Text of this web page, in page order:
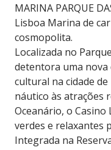
MARINA PARQUE
Lisboa Marina de
cosmopolita.
Localizada no
detentora uma nova
cultural na cidade
náutico às atrações
Oceanário, o Casino
verdes e relaxantes
Integrada na